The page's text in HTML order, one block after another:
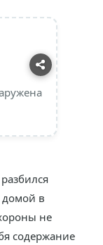
домой в
не
содержание